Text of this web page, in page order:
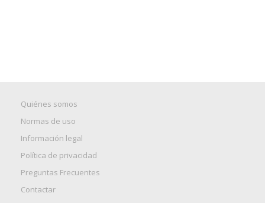
Quiénes somos
Normas de uso
Información legal
Política de privacidad
Preguntas Frecuentes
Contactar